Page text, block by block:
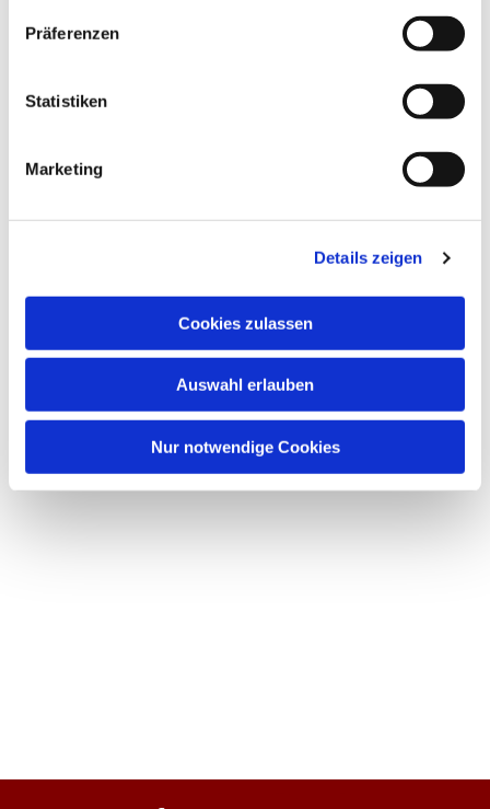
Präferenzen
Statistiken
Marketing
Details zeigen
Cookies zulassen
Auswahl erlauben
Nur notwendige Cookies